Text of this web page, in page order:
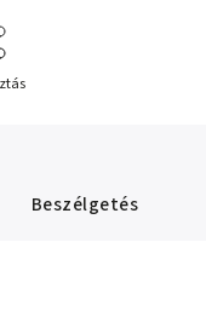
Beszélgetés